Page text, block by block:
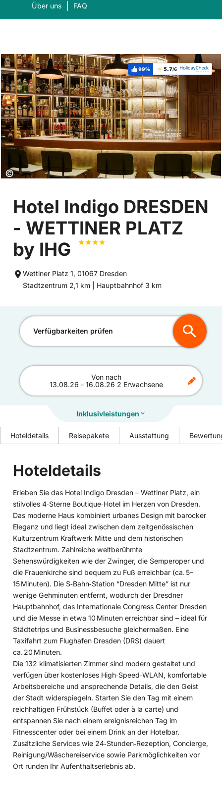
Über uns FAQ
Was suchen Sie?
Weiterempfehlung:
99% Bewertung:
5.7/6
Copyright:
©
Hotel Indigo DRESDEN
- WETTINER PLATZ
by IHG
Wettiner Platz 1, 01067 Dresden
Entfernung
Stadtzentrum 2,1 km | Entfernung
Hauptbahnhof 3 km
Verfügbarkeiten prüfen
Von nach
13.08.26 - 16.08.26 2 Erwachsene
Inklusivleistungen
Hoteldetails Reisepakete Ausstattung
Hoteldetails
Erleben Sie das Hotel Indigo Dresden – Wettiner Platz, ein
stilvolles 4‑Sterne Boutique‑Hotel im Herzen von Dresden.
Das moderne Haus kombiniert urbanes Design mit barocker
Eleganz und liegt ideal zwischen dem zeitgenössischen
Kulturzentrum Kraftwerk Mitte und dem historischen
Stadtzentrum. Zahlreiche weltberühmte
Sehenswürdigkeiten wie der Zwinger, die Semperoper und
die Frauenkirche sind bequem zu Fuß erreichbar (ca. 5–
15 Minuten). Die S‑Bahn‑Station “Dresden Mitte” ist nur
wenige Gehminuten entfernt, wodurch der Dresdner
Hauptbahnhof, das Internationale Congress Center Dresden
und die Messe in etwa 10 Minuten erreichbar sind – ideal für
Städtetrips und Businessbesuche gleichermaßen. Eine
Taxifahrt zum Flughafen Dresden (DRS) dauert
ca. 20 Minuten.
Die 132 klimatisierten Zimmer sind modern gestaltet und
verfügen über kostenloses High‑Speed‑WLAN, komfortable
Arbeitsbereiche und ansprechende Details, die den Geist
der Stadt widerspiegeln. Starten Sie den Tag mit einem
reichhaltigen Frühstück (Buffet oder à la carte) und
entspannen Sie nach einem ereignisreichen Tag im
Fitnesscenter oder bei einem Drink an der Hotelbar.
Zusätzliche Services wie 24‑Stunden‑Rezeption, Concierge,
Reinigung/Wäschereiservice sowie Parkmöglichkeiten vor
Ort runden Ihr Aufenthaltserlebnis ab.